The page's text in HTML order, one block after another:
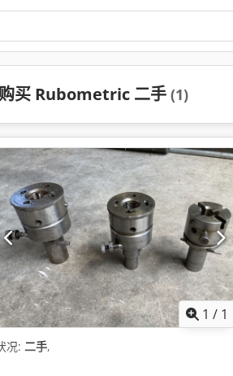
买 Rubometric 二手 (1)
1 / 1
况: 二手,